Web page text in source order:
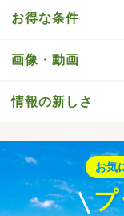
お得な条件
画像・動画
情報の新しさ
お気
プ